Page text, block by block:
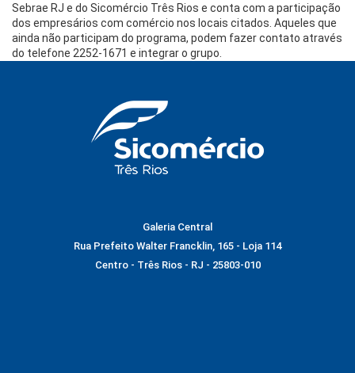
Sebrae RJ e do Sicomércio Três Rios e conta com a participação
dos empresários com comércio nos locais citados. Aqueles que
ainda não participam do programa, podem fazer contato através
do telefone 2252-1671 e integrar o grupo.
Galeria Central
Rua Prefeito Walter Francklin, 165 - Loja 114
Centro - Três Rios - RJ - 25803-010